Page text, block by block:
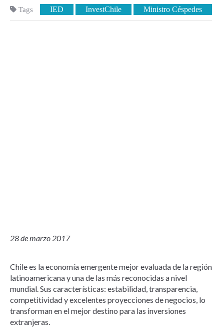
Tags IED InvestChile Ministro Céspedes
28 de marzo 2017
Chile es la economía emergente mejor evaluada de la región
latinoamericana y una de las más reconocidas a nivel
mundial. Sus características: estabilidad, transparencia,
competitividad y excelentes proyecciones de negocios, lo
transforman en el mejor destino para las inversiones
extranjeras.